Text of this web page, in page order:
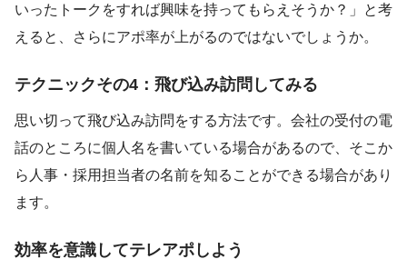
いったトークをすれば興味を持ってもらえそうか？」と考
えると、さらにアポ率が上がるのではないでしょうか。
テクニックその4：飛び込み訪問してみる
思い切って飛び込み訪問をする方法です。会社の受付の電
話のところに個人名を書いている場合があるので、そこか
ら人事・採用担当者の名前を知ることができる場合があり
ます。
効率を意識してテレアポしよう